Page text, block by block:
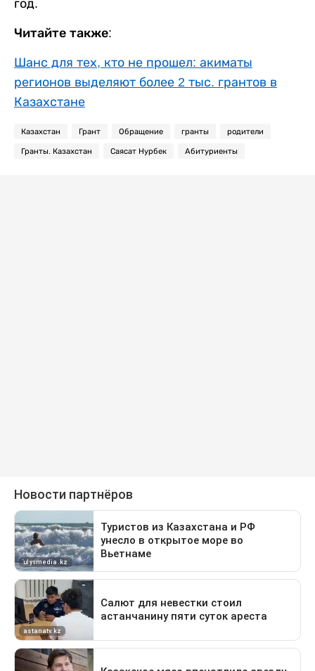
год.
Читайте также:
Шанс для тех, кто не прошел: акиматы
регионов выделяют более 2 тыс. грантов в
Казахстане
Казахстан Грант Обращение гранты родители
Гранты. Казахстан Саясат Нурбек Абитуриенты